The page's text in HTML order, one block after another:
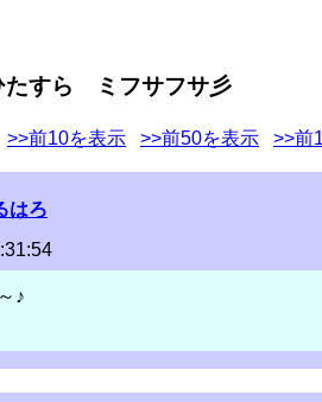
たすら ミフサフサ彡
>>前10を表示 >>前50を表示 >>前
はろ
♪